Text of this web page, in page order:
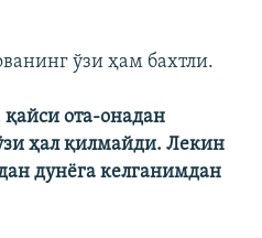
ўзи ҳам бахтли.
ота-онадан
ҳал қилмайди. Лекин
дунëга келганимдан